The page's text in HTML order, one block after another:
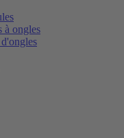
à ongles